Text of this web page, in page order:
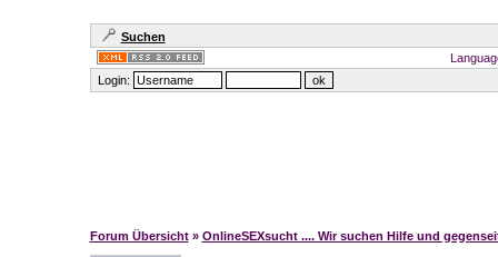
Suchen
Login:
Forum Übersicht » OnlineSEXsucht .... Wir suchen Hilfe und